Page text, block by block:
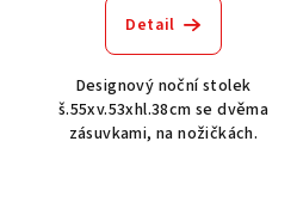
Detail
Designový noční stolek
š.55xv.53xhl.38cm se dvěma
zásuvkami, na nožičkách.